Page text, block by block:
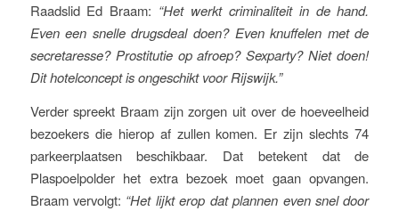
Raadslid Ed Braam: “Het werkt criminaliteit in de hand.
Even een snelle drugsdeal doen? Even knuffelen met de
secretaresse? Prostitutie op afroep? Sexparty? Niet doen!
Dit hotelconcept is ongeschikt voor Rijswijk.”
Verder spreekt Braam zijn zorgen uit over de hoeveelheid
bezoekers die hierop af zullen komen. Er zijn slechts 74
parkeerplaatsen beschikbaar. Dat betekent dat de
Plaspoelpolder het extra bezoek moet gaan opvangen.
Braam vervolgt: “Het lijkt erop dat plannen even snel door